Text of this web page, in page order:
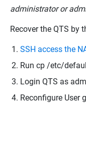
administrator or
Recover the QTS by
SSH access the
Run cp /etc/
Login QTS as
Reconfigure User